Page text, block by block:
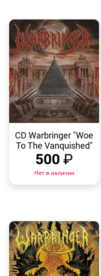
ПРОСМОТР
CD Warbringer "Woe
To The Vanquished"
500 ₽
Нет в наличии